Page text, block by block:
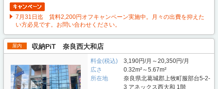
7月31日迄 賃料2,200円オフキャンペーン実施中。月々の出費を抑えた
い方必見です。お問い合わせください。
屋内 収納PiT 奈良西大和店
料金(税込)
3,190円/月～20,350円/月
広さ
0.32m²～5.67m²
所在地
奈良県北葛城郡上牧町服部台5-2-
3 アネックス西大和 1階